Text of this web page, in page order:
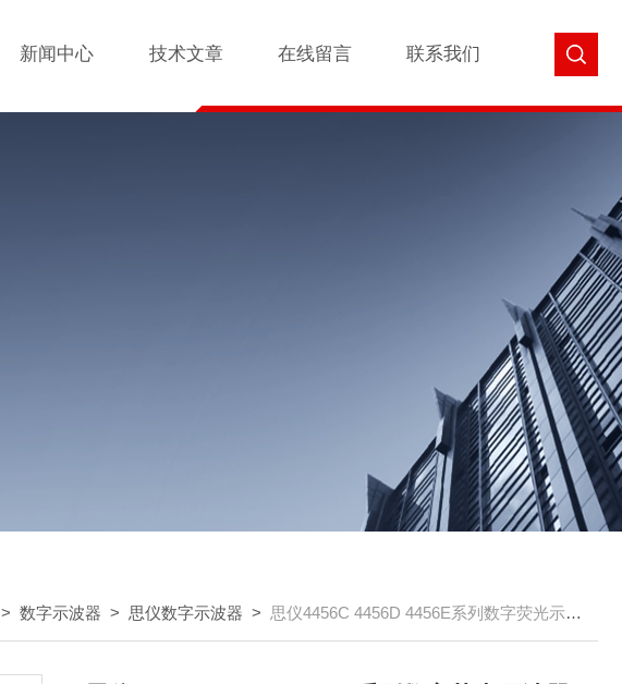
新闻中心 技术文章 在线留言 联系我们
>数字示波器 > 思仪数字示波器 > 思仪4456C 4456D 4456E系列数字荧光示波器